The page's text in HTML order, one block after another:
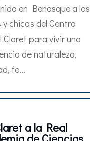
en Benasque a los
y chicas del Centro
Claret para vivir una
de naturaleza,
fe...
a la Real